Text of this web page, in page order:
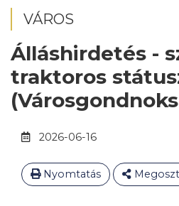
VÁROS
Álláshirdetés -
traktoros
2026-06-16
Nyomtatás